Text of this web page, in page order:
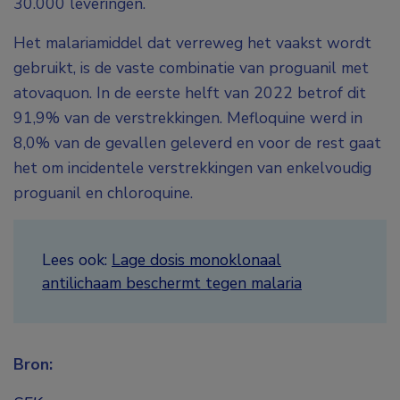
Het malariamiddel dat verreweg het vaakst wordt
gebruikt, is de vaste combinatie van proguanil met
atovaquon. In de eerste helft van 2022 betrof dit
91,9% van de verstrekkingen. Mefloquine werd in
8,0% van de gevallen geleverd en voor de rest gaat
het om incidentele verstrekkingen van enkelvoudig
proguanil en chloroquine.
Lees ook: Lage dosis monoklonaal
antilichaam beschermt tegen malaria
Bron: